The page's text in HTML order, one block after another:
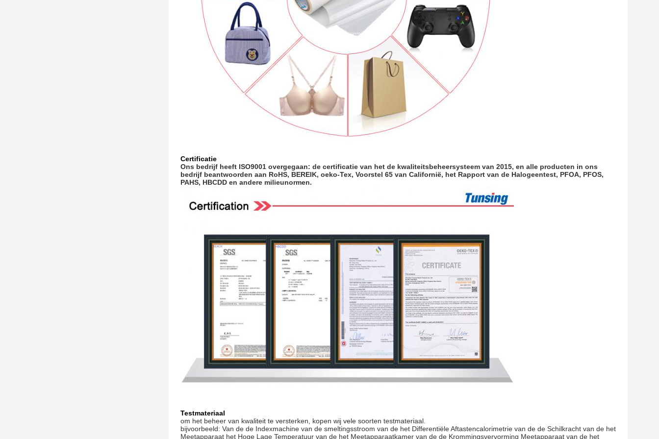
Certificatie
Ons bedrijf heeft ISO9001 overgegaan: de certificatie van het de kwaliteitsbeheersysteem van 2015, en alle producten in ons
bedrijf beantwoorden aan RoHS, BEREIK, oeko-Tex, Voorstel 65 van Californië, het Rapport van de Halogeentest, PFOA, PFOS,
PAHS, HBCDD en andere milieunormen.
Testmateriaal
om het beheer van kwaliteit te versterken, kopen wij vele soorten testmateriaal.
bijvoorbeeld: Van de de Indexmachine van de smeltingsstroom van de het Differentiële Aftastencalorimetrie van de de Schilkracht van de het
Meetapparaat het Hoge Lage Temperatuur van de het Meetapparaatkamer van de de Krommingsvervorming Meetapparaat van de het